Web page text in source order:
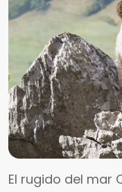
El rugido del mar